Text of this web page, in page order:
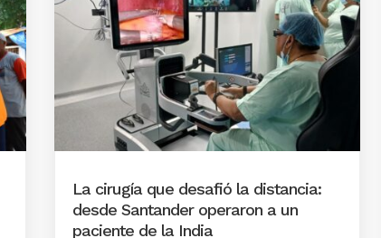
La cirugía que desafió la distancia:
desde Santander operaron a un
paciente de la India